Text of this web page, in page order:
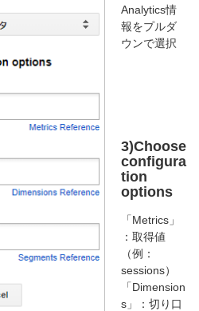
Analytics情
報をプルダ
ウンで選択
3)Choose
configura
tion
options
「Metrics」
：取得値
（例：
sessions）
「Dimension
s」：切り口